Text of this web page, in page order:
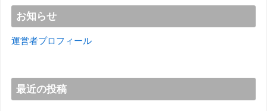
お知らせ
運営者プロフィール
最近の投稿